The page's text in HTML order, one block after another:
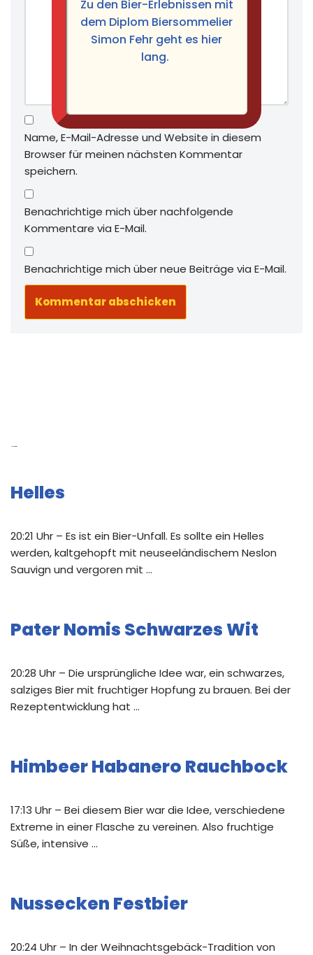
Name, E-Mail-Adresse und Website in diesem
Browser für meinen nächsten Kommentar
speichern.
Benachrichtige mich über nachfolgende
Kommentare via E-Mail.
Benachrichtige mich über neue Beiträge via E-Mail.
Helles
20:21 Uhr – Es ist ein Bier-Unfall. Es sollte ein Helles
werden, kaltgehopft mit neuseeländischem Neslon
Sauvign und vergoren mit …
Pater Nomis Schwarzes Wit
20:28 Uhr – Die ursprüngliche Idee war, ein schwarzes,
salziges Bier mit fruchtiger Hopfung zu brauen. Bei der
Rezeptentwicklung hat …
Himbeer Habanero Rauchbock
17:13 Uhr – Bei diesem Bier war die Idee, verschiedene
Extreme in einer Flasche zu vereinen. Also fruchtige
Süße, intensive …
Nussecken Festbier
20:24 Uhr – In der Weihnachtsgebäck-Tradition von
Zu den Bier-Erlebnissen mit
dem Diplom Biersommelier
Simon Fehr geht es hier
lang.